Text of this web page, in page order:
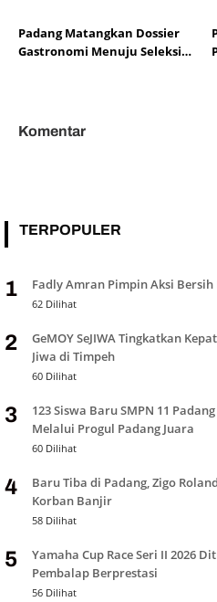
Padang Matangkan Dossier
Gastronomi Menuju Seleksi
Komentar
TERPOPULER
1 Fadly Amran Pimpin Aksi Bersih
62 Dilihat
2
GeMOY SeJIWA Tingkatkan
Jiwa di Timpeh
60 Dilihat
3
123 Siswa Baru SMPN 11
Melalui Progul Padang Juara
60 Dilihat
4
Baru Tiba di Padang, Zigo
Korban Banjir
58 Dilihat
5
Yamaha Cup Race Seri II 2026
Pembalap Berprestasi
56 Dilihat